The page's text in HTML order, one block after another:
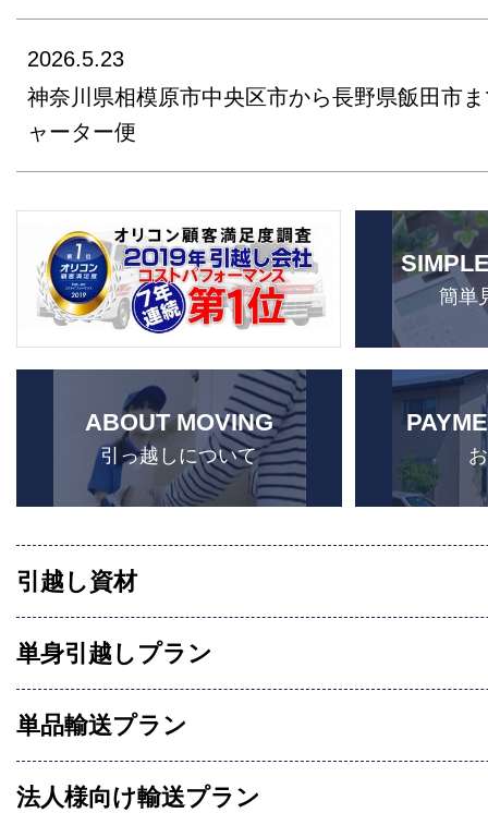
2026.5.23
神奈川県相模原市中央区市から長野県飯田市
ャーター便
簡単
ABOUT MOVING
引っ越しについて
引越し資材
単身引越しプラン
単品輸送プラン
法人様向け輸送プラン